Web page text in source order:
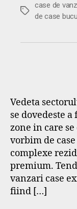
Etichete
case de
de case
Vedeta
se dovedeste
zone in care
vorbim de
complexe
premium.
vanzari case
fiind […]